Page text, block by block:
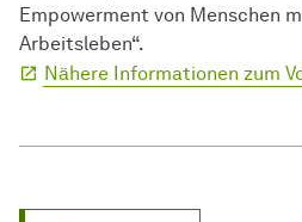
Empowerment von Menschen
Arbeitsleben“.
Nähere Informationen zum